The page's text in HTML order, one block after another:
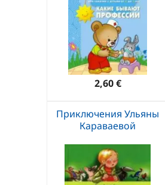
2,60 €
Приключения Ульяны
Караваевой